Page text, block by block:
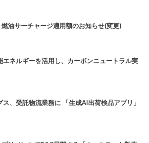
油サーチャージ適用額のお知らせ(変更)
エネルギーを活用し、カーボンニュートラル実
、受託物流業務に 「生成AI出荷検品アプリ」